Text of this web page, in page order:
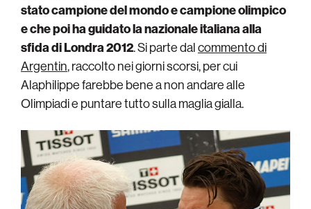
stato campione del mondo e campione olimpico
e che poi ha guidato la nazionale italiana alla
sfida di Londra 2012. Si parte dalcommento di
Argentin, raccolto nei giorni scorsi, per cui
Alaphilippe farebbe bene a non andare alle
Olimpiadi e puntare tutto sulla maglia gialla.